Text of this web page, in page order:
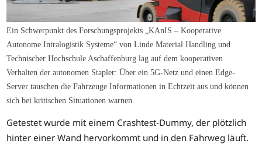
Ein Schwerpunkt des Forschungsprojekts „KAnIS – Kooperative
Autonome Intralogistik Systeme“ von Linde Material Handling und
Technischer Hochschule Aschaffenburg lag auf dem kooperativen
Verhalten der autonomen Stapler: Über ein 5G-Netz und einen Edge-
Server tauschen die Fahrzeuge Informationen in Echtzeit aus und können
sich bei kritischen Situationen warnen.
Getestet wurde mit einem Crashtest-Dummy, der plötzlich
hinter einer Wand hervorkommt und in den Fahrweg läuft.